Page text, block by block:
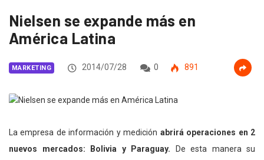
Nielsen se expande más en
América Latina
MARKETING 2014/07/28 0 891
La empresa de información y medición abrirá operaciones en 2
nuevos mercados: Bolivia y Paraguay. De esta manera su